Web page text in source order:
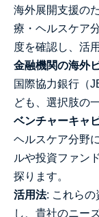
海外展開支援の
療・ヘルスケア
度を確認し、活
金融機関の海外
国際協力銀行（
ども、選択肢の
ベンチャーキャ
ヘルスケア分野
ルや投資ファン
探ります。
活用法: これらの
し、貴社のニー